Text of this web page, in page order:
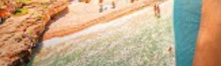
Dans un contexte où la prise de conscience
transport se positionne comme une décision
abordables pour parcourir de longues distances, et